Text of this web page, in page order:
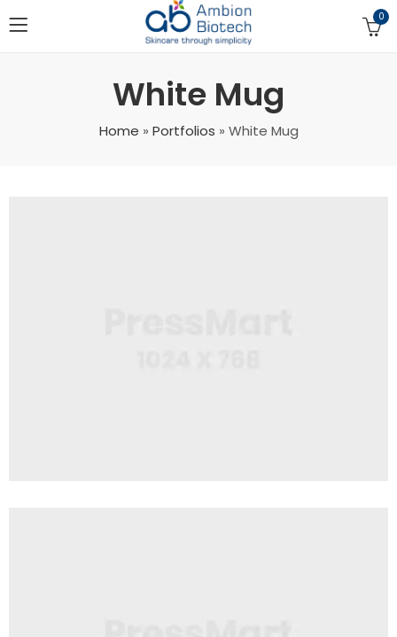
0
White Mug
Home » Portfolios » White Mug